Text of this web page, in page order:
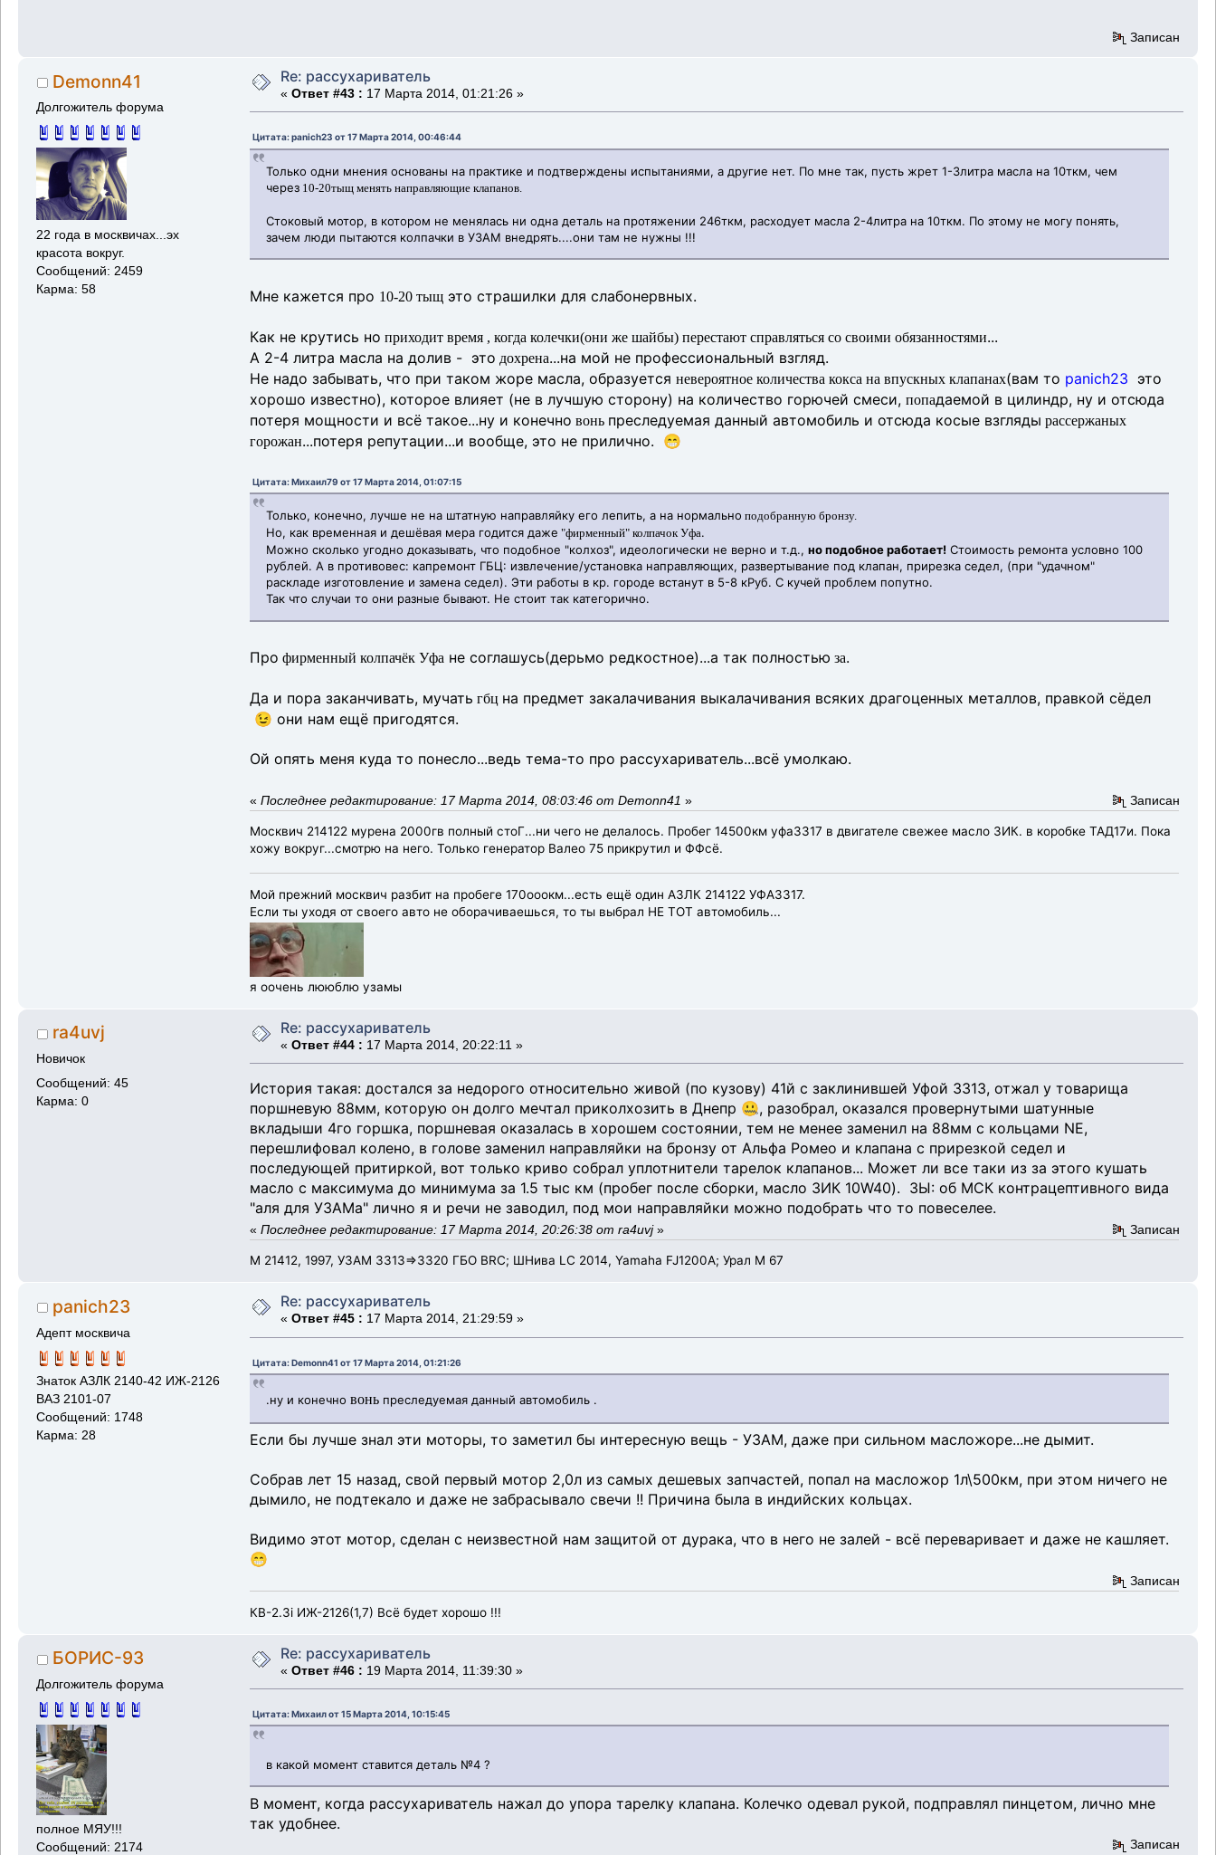
Записан
Demonn41
Долгожитель форума
22 года в москвичах...эх
красота вокруг.
Сообщений: 2459
Карма: 58
Re: рассухариватель
« Ответ #43 : 17 Марта 2014, 01:21:26 »
Цитата: panich23 от 17 Марта 2014, 00:46:44
Только одни мнения основаны на практике и подтверждены испытаниями, а другие нет. По мне так, пусть жрет 1-3литра масла на 10ткм, чем
через 10-20тыщ менять направляющие клапанов.
Стоковый мотор, в котором не менялась ни одна деталь на протяжении 246ткм, расходует масла 2-4литра на 10ткм. По этому не могу понять,
зачем люди пытаются колпачки в УЗАМ внедрять....они там не нужны !!!
Мне кажется про 10-20 тыщ это страшилки для слабонервных.
Как не крутись но приходит время , когда колечки(они же шайбы) перестают справляться со своими обязанностями...
А 2-4 литра масла на долив - это дохрена...на мой не профессиональный взгляд.
Не надо забывать, что при таком жоре масла, образуется невероятное количества кокса на впускных клапанах(вам то panich23 это
хорошо известно), которое влияет (не в лучшую сторону) на количество горючей смеси, попадаемой в цилиндр, ну и отсюда
потеря мощности и всё такое...ну и конечно вонь преследуемая данный автомобиль и отсюда косые взгляды рассержаных
горожан...потеря репутации...и вообще, это не прилично. 😁
Цитата: Михаил79 от 17 Марта 2014, 01:07:15
Только, конечно, лучше не на штатную направляйку его лепить, а на нормально подобранную бронзу.
Но, как временная и дешёвая мера годится даже "фирменный" колпачок Уфа.
Можно сколько угодно доказывать, что подобное "колхоз", идеологически не верно и т.д.,но подобное работает! Стоимость ремонта условно 100
рублей. А в противовес: капремонт ГБЦ: извлечение/установка направляющих, развертывание под клапан, прирезка седел, (при "удачном"
раскладе изготовление и замена седел). Эти работы в кр. городе встанут в 5-8 кРуб. С кучей проблем попутно.
Так что случаи то они разные бывают. Не стоит так категорично.
Про фирменный колпачёк Уфа не соглашусь(дерьмо редкостное)...а так полностью за.
Да и пора заканчивать, мучать гбц на предмет закалачивания выкалачивания всяких драгоценных металлов, правкой сёдел
😉 они нам ещё пригодятся.
Ой опять меня куда то понесло...ведь тема-то про рассухариватель...всё умолкаю.
« Последнее редактирование: 17 Марта 2014, 08:03:46 от Demonn41 » Записан
Москвич 214122 мурена 2000гв полный стоГ...ни чего не делалось. Пробег 14500км уфа3317 в двигателе свежее масло ЗИК. в коробке ТАД17и. Пока
хожу вокруг...смотрю на него. Только генератор Валео 75 прикрутил и ФФсё.
Мой прежний москвич разбит на пробеге 170ооокм...есть ещё один АЗЛК 214122 УФА3317.
Если ты уходя от своего авто не оборачиваешься, то ты выбрал НЕ ТОТ автомобиль...
я оочень лююблю узамы
ra4uvj
Новичок
Сообщений: 45
Карма: 0
Re: рассухариватель
« Ответ #44 : 17 Марта 2014, 20:22:11 »
История такая: достался за недорого относительно живой (по кузову) 41й с заклинившей Уфой 3313, отжал у товарища
поршневую 88мм, которую он долго мечтал приколхозить в Днепр 🤐, разобрал, оказался провернутыми шатунные
вкладыши 4го горшка, поршневая оказалась в хорошем состоянии, тем не менее заменил на 88мм с кольцами NE,
перешлифовал колено, в голове заменил направляйки на бронзу от Альфа Ромео и клапана с прирезкой седел и
последующей притиркой, вот только криво собрал уплотнители тарелок клапанов... Может ли все таки из за этого кушать
масло с максимума до минимума за 1.5 тыс км (пробег после сборки, масло ЗИК 10W40). ЗЫ: об МСК контрацептивного вида
"аля для УЗАМа" лично я и речи не заводил, под мои направляйки можно подобрать что то повеселее.
« Последнее редактирование: 17 Марта 2014, 20:26:38 от ra4uvj» Записан
М 21412, 1997, УЗАМ 3313=>3320 ГБО BRC; ШНива LC 2014, Yamaha FJ1200A; Урал М 67
panich23
Адепт москвича
Знаток АЗЛК 2140-42 ИЖ-2126
ВАЗ 2101-07
Сообщений: 1748
Карма: 28
Re: рассухариватель
« Ответ #45 : 17 Марта 2014, 21:29:59 »
Цитата: Demonn41 от 17 Марта 2014, 01:21:26
.ну и конечно вонь преследуемая данный автомобиль .
Если бы лучше знал эти моторы, то заметил бы интересную вещь - УЗАМ, даже при сильном масложоре...не дымит.
Собрав лет 15 назад, свой первый мотор 2,0л из самых дешевых запчастей, попал на масложор 1л\500км, при этом ничего не
дымило, не подтекало и даже не забрасывало свечи !! Причина была в индийских кольцах.
Видимо этот мотор, сделан с неизвестной нам защитой от дурака, что в него не залей - всё переваривает и даже не кашляет.
😁
Записан
КВ-2.3i ИЖ-2126(1,7) Всё будет хорошо !!!
БОРИС-93
Долгожитель форума
полное МЯУ!!!
Сообщений: 2174
Re: рассухариватель
« Ответ #46 : 19 Марта 2014, 11:39:30 »
Цитата: Михаил от 15 Марта 2014, 10:15:45
в какой момент ставится деталь №4 ?
В момент, когда рассухариватель нажал до упора тарелку клапана. Колечко одевал рукой, подправлял пинцетом, лично мне
так удобнее.
Записан